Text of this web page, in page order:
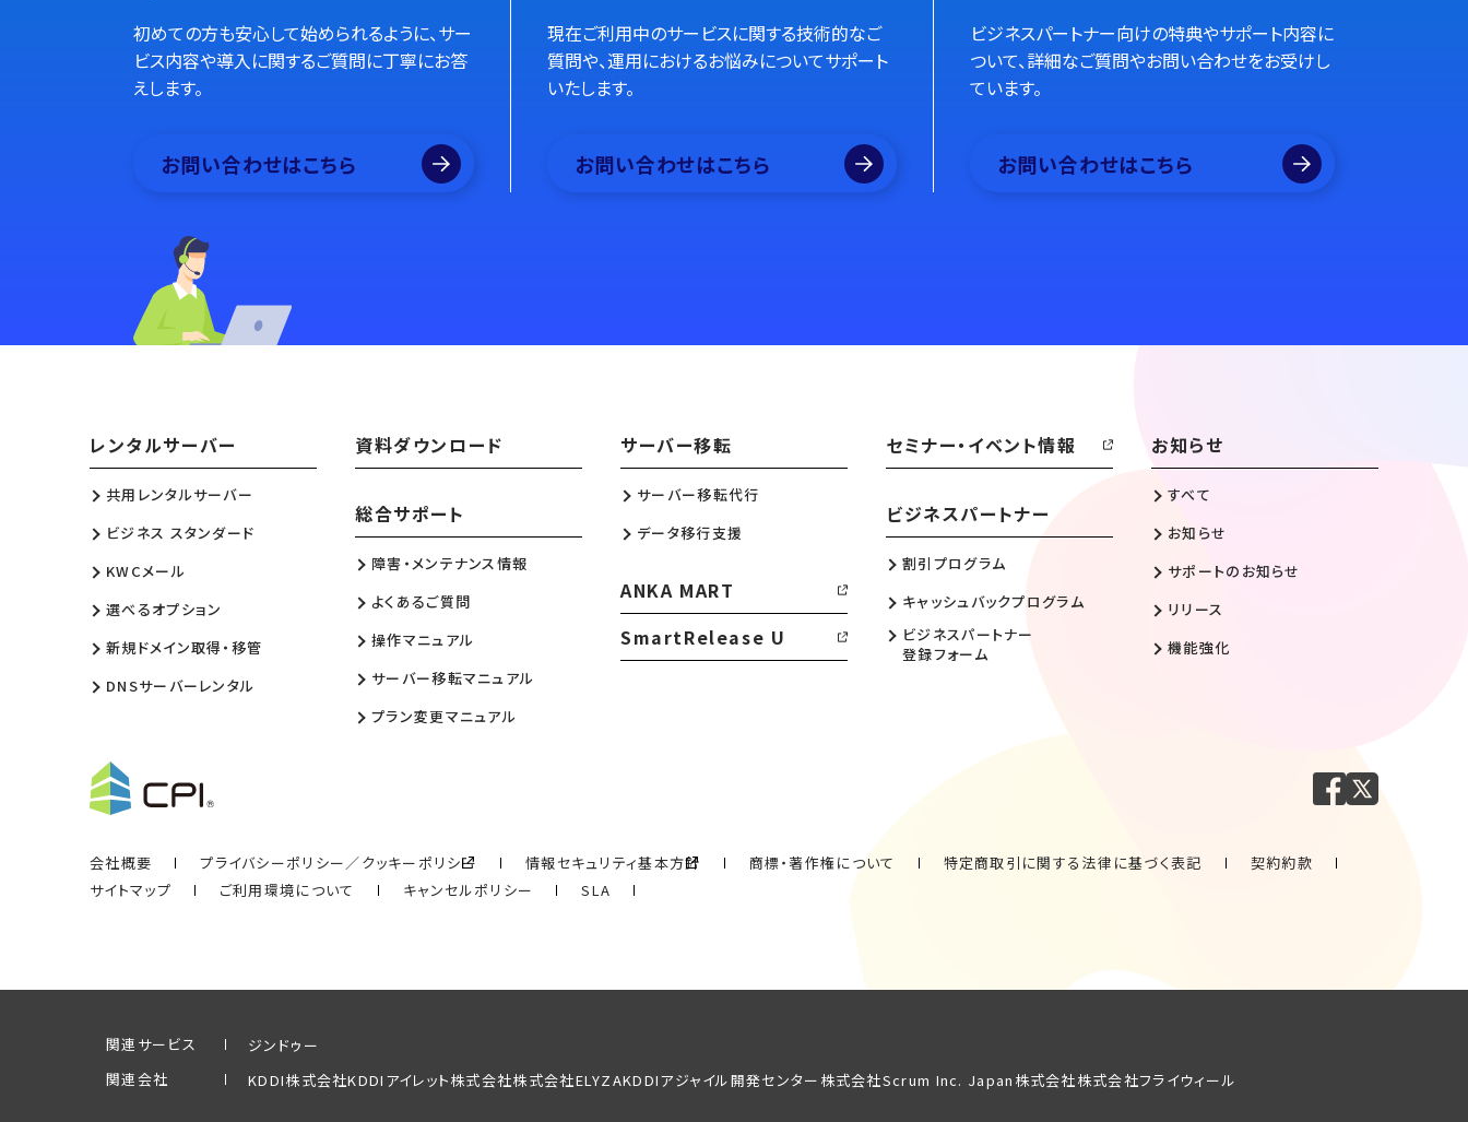
初めての方も安心して始められるように、サー
ビス内容や導入に関するご質問に丁寧にお答
えします。
お問い合わせはこちら
現在ご利用中のサービスに関する技術的なご
質問や、運用におけるお悩みについてサポート
いたします。
お問い合わせはこちら
ビジネスパートナー向けの特典やサポート内容に
ついて、詳細なご質問やお問い合わせをお受けし
ています。
お問い合わせはこちら
レンタルサーバー
共用レンタルサーバー
ビジネス スタンダード
KWCメール
選べるオプション
新規ドメイン取得・移管
DNSサーバーレンタル
資料ダウンロード
総合サポート
障害・メンテナンス情報
よくあるご質問
操作マニュアル
サーバー移転マニュアル
プラン変更マニュアル
サーバー移転
サーバー移転代行
データ移行支援
ANKA MART
SmartRelease U
セミナー・イベント情報
ビジネスパートナー
割引プログラム
キャッシュバックプログラム
ビジネスパートナー
登録フォーム
お知らせ
すべて
お知らせ
サポートのお知らせ
リリース
機能強化
会社概要 プライバシーポリシー／クッキーポリシー 情報セキュリティ基本方針 商標・著作権について 特定商取引に関する法律に基づく表記
契約約款
サイトマップ
ご利用環境について キャンセルポリシー SLA
関連サービス
ジンドゥー
関連会社
KDDI株式会社KDDIアイレット株式会社株式会社ELYZAKDDIアジャイル開発センター株式会社Scrum Inc. Japan株式会社株式会社フライウィール